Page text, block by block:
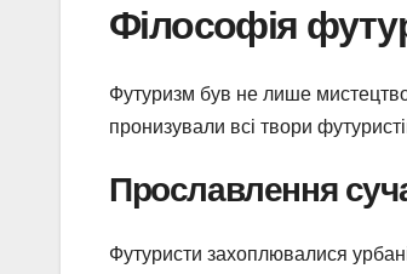
Філософія
Футуризм був не лише
пронизували всі твори
Прославлення
Футуристи захоплювалися